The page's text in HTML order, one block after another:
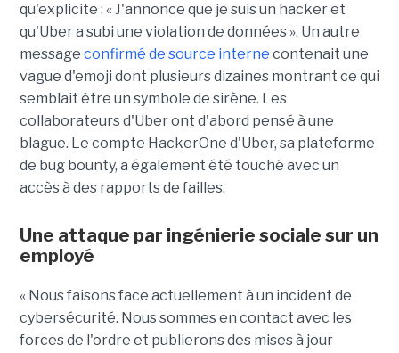
qu'explicite : « J'annonce que je suis un hacker et
qu'Uber a subi une violation de données ». Un autre
message confirmé de source interne contenait une
vague d'emoji dont plusieurs dizaines montrant ce qui
semblait être un symbole de sirène. Les
collaborateurs d'Uber ont d'abord pensé à une
blague. Le compte HackerOne d'Uber, sa plateforme
de bug bounty, a également été touché avec un
accès à des rapports de failles.
Une attaque par ingénierie sociale sur un
employé
« Nous faisons face actuellement à un incident de
cybersécurité. Nous sommes en contact avec les
forces de l'ordre et publierons des mises à jour